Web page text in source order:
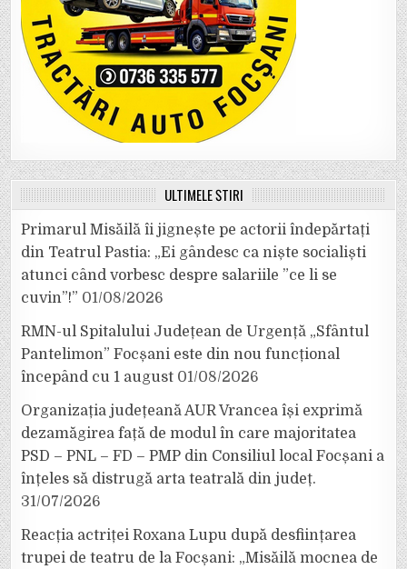
ULTIMELE ȘTIRI
Primarul Misăilă îi jignește pe actorii îndepărtați
din Teatrul Pastia: „Ei gândesc ca niște socialiști
atunci când vorbesc despre salariile ”ce li se
cuvin”!” 01/08/2026
RMN-ul Spitalului Județean de Urgență „Sfântul
Pantelimon” Focșani este din nou funcțional
începând cu 1 august 01/08/2026
Organizația județeană AUR Vrancea își exprimă
dezamăgirea față de modul în care majoritatea
PSD – PNL – FD – PMP din Consiliul local Focșani a
înțeles să distrugă arta teatrală din județ.
31/07/2026
Reacția actriței Roxana Lupu după desființarea
trupei de teatru de la Focșani: „Misăilă mocnea de